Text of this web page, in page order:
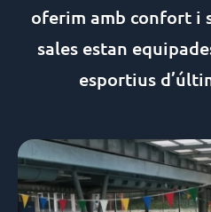
oferim amb confort i
sales estan
esportius
Pisicina